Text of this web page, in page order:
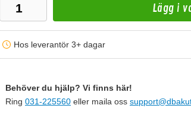
Lägg i
Hos leverantör 3+ dagar
Behöver du hjälp? Vi finns här!
Ring 031-225560 eller maila oss